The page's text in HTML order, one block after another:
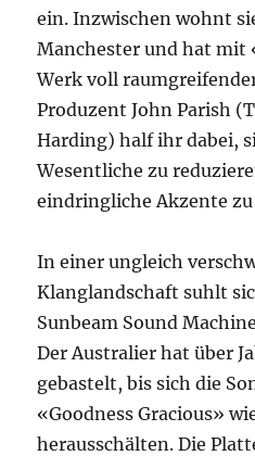
ein. Inzwischen wohnt
Manchester und hat mit
Werk voll
Produzent John Parish
Harding) half ihr dabei,
Wesentliche zu
eindringliche Akzente
In einer ungleich
Klanglandschaft suhlt
Sunbeam Sound
Der Australier hat über
gebastelt, bis sich die
«Goodness Gracious»
herausschälten. Die